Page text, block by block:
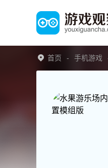
首页 手机游戏